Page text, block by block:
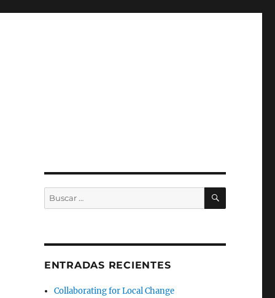
Buscar
por:
BUSCAR
ENTRADAS RECIENTES
Collaborating for Local Change